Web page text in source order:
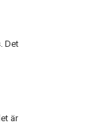
Det
är